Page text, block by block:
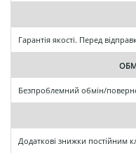
Гарантія якості. Перед
Безпроблемний обмін/
Додаткові знижки постійним